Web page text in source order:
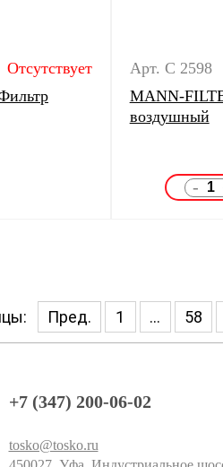
Отсутствует
Арт. C 2598
MANN-
воздушный
-
Пред. 1 ... 58
+7 (347) 200-06-02
tosko@tosko.ru